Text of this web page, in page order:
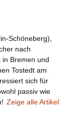
Schöneberg),
nach
in Bremen und
Tostedt am
sich für
passiv wie
Zeige alle Artikel